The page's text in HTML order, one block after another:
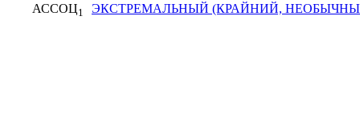
АССОЦ1 ЭКСТРЕМАЛЬНЫЙ (КРАЙНИЙ,